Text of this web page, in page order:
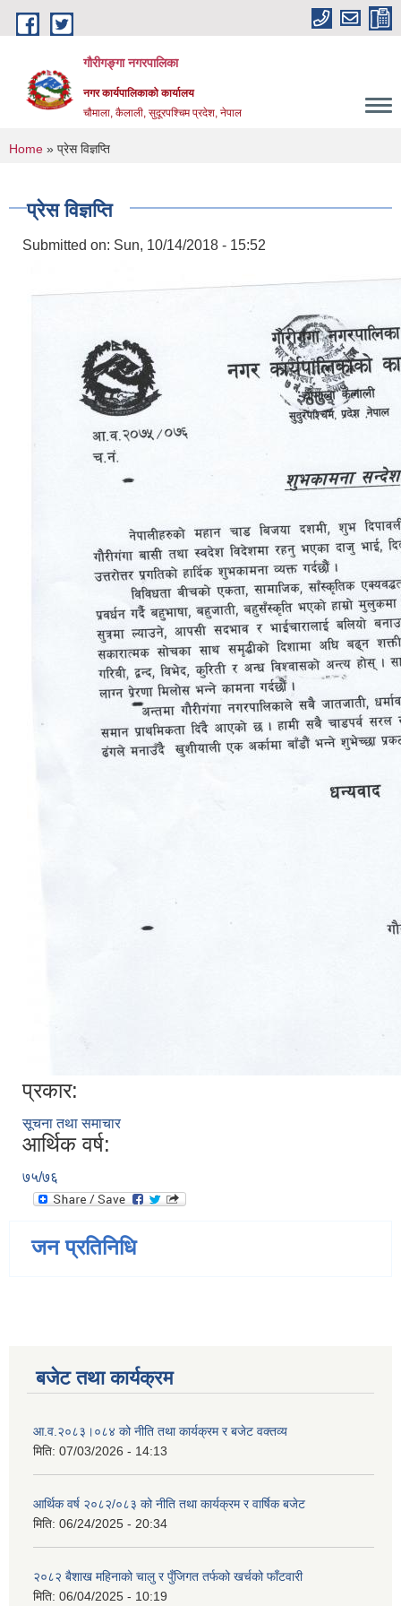
Skip to main content
गौरीगङ्गा नगरपालिका
नगर कार्यपालिकाको कार्यालय
चौमाला, कैलाली, सुदूरपश्चिम प्रदेश, नेपाल
You are here
Home » प्रेस विज्ञप्ति
प्रेस विज्ञप्ति
Submitted on: Sun, 10/14/2018 - 15:52
प्रकार:
सूचना तथा समाचार
आर्थिक वर्ष:
७५/७६
जन प्रतिनिधि
बजेट तथा कार्यक्रम
आ.व.२०८३।०८४ को नीति तथा कार्यक्रम र बजेट वक्तव्य
मिति: 07/03/2026 - 14:13
आर्थिक वर्ष २०८२/०८३ को नीति तथा कार्यक्रम र वार्षिक बजेट
मिति: 06/24/2025 - 20:34
२०८२ बैशाख महिनाको चालु र पुँजिगत तर्फको खर्चको फाँटवारी
मिति: 06/04/2025 - 10:19